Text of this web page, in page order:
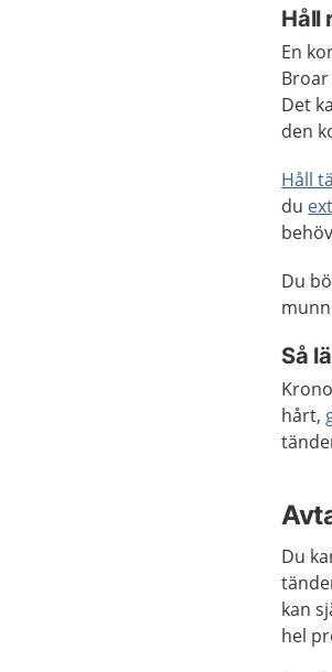
Håll
En
Det
den
Håll
du
Du
Så
hårt,
Du
kan
hel